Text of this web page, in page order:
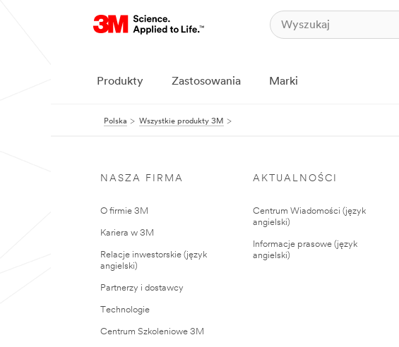
Produkty Zastosowania Marki
Polska Wszystkie produkty 3M
NASZA FIRMA
O firmie 3M
Kariera w 3M
Relacje inwestorskie (język
angielski)
Partnerzy i dostawcy
Technologie
Centrum Szkoleniowe 3M
AKTUALNOŚCI
Centrum Wiadomości (język
angielski)
Informacje prasowe (język
angielski)